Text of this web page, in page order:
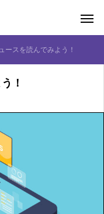
ースを読んでみよう！
！